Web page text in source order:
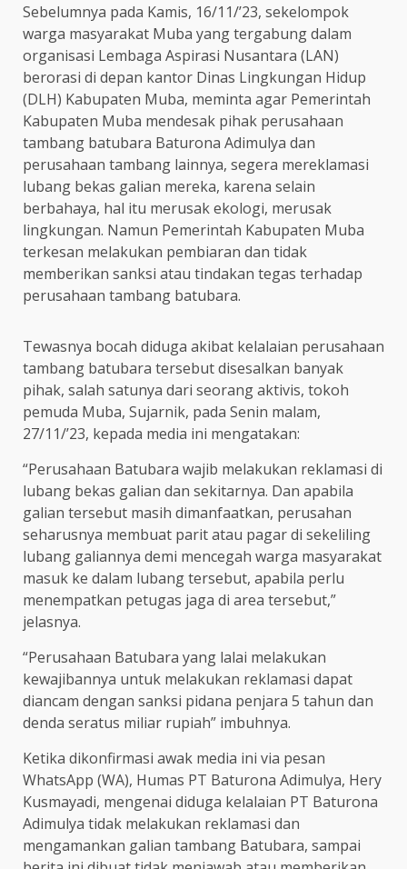
Sebelumnya pada Kamis, 16/11/’23, sekelompok
warga masyarakat Muba yang tergabung dalam
organisasi Lembaga Aspirasi Nusantara (LAN)
berorasi di depan kantor Dinas Lingkungan Hidup
(DLH) Kabupaten Muba, meminta agar Pemerintah
Kabupaten Muba mendesak pihak perusahaan
tambang batubara Baturona Adimulya dan
perusahaan tambang lainnya, segera mereklamasi
lubang bekas galian mereka, karena selain
berbahaya, hal itu merusak ekologi, merusak
lingkungan. Namun Pemerintah Kabupaten Muba
terkesan melakukan pembiaran dan tidak
memberikan sanksi atau tindakan tegas terhadap
perusahaan tambang batubara.
Tewasnya bocah diduga akibat kelalaian perusahaan
tambang batubara tersebut disesalkan banyak
pihak, salah satunya dari seorang aktivis, tokoh
pemuda Muba, Sujarnik, pada Senin malam,
27/11/’23, kepada media ini mengatakan:
“Perusahaan Batubara wajib melakukan reklamasi di
lubang bekas galian dan sekitarnya. Dan apabila
galian tersebut masih dimanfaatkan, perusahan
seharusnya membuat parit atau pagar di sekeliling
lubang galiannya demi mencegah warga masyarakat
masuk ke dalam lubang tersebut, apabila perlu
menempatkan petugas jaga di area tersebut,”
jelasnya.
“Perusahaan Batubara yang lalai melakukan
kewajibannya untuk melakukan reklamasi dapat
diancam dengan sanksi pidana penjara 5 tahun dan
denda seratus miliar rupiah” imbuhnya.
Ketika dikonfirmasi awak media ini via pesan
WhatsApp (WA), Humas PT Baturona Adimulya, Hery
Kusmayadi, mengenai diduga kelalaian PT Baturona
Adimulya tidak melakukan reklamasi dan
mengamankan galian tambang Batubara, sampai